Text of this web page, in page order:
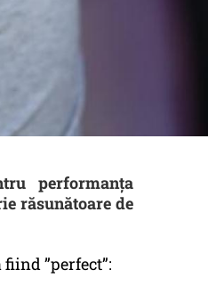
performanța
răsunătoare de
”perfect”: